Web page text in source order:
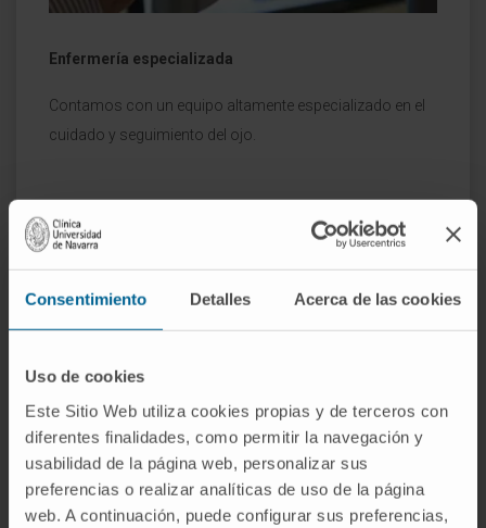
Consentimiento Detalles Acerca de las cookies
Uso de cookies
Este Sitio Web utiliza cookies propias y de terceros con
diferentes finalidades, como permitir la navegación y
usabilidad de la página web, personalizar sus
preferencias o realizar analíticas de uso de la página
web. A continuación, puede configurar sus preferencias,
Enfermería especializada
Contamos con un equipo altamente especializado en el
cuidado y seguimiento del ojo.